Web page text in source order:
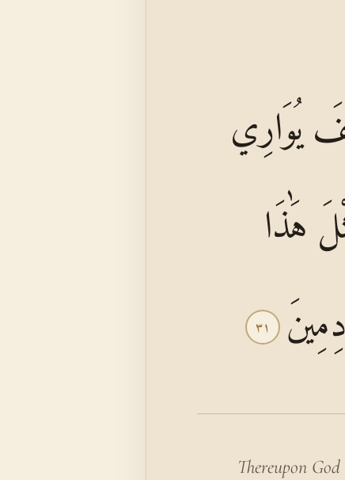
يُوَارِي
هَٰذَا
٣١
Thereupon